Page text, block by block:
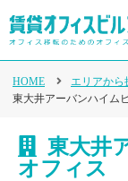
HOME エリアから
東大井アーバンハイム
東大井
オフィス